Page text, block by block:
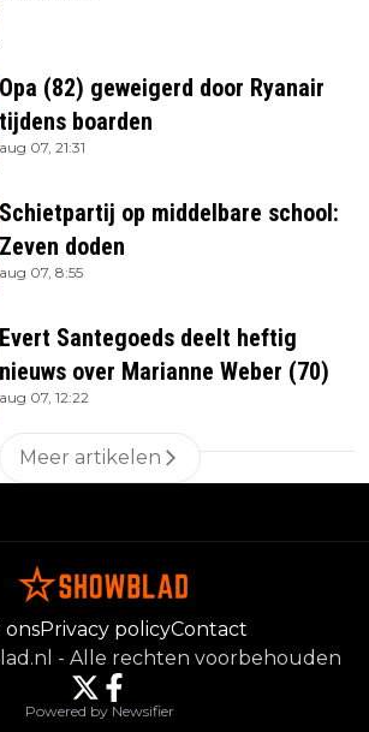
Opa (82) geweigerd door Ryanair
tijdens boarden
aug 07, 21:31
Schietpartij op middelbare school:
Zeven doden
aug 07, 8:55
Evert Santegoeds deelt heftig
nieuws over Marianne Weber (70)
aug 07, 12:22
Meer artikelen
onsPrivacy policyContact
- Alle rechten voorbehouden
Powered by Newsifier